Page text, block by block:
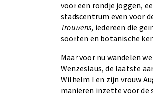
voor een rondje joggen,
stadscentrum even voor
Trouwens, iedereen die
soorten en botanische
Maar voor nu wandelen
Wenzeslaus, de laatste
Wilhelm I en zijn vrouw
manieren inzette voor de